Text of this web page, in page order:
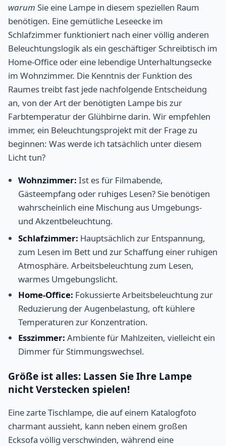
warum Sie eine Lampe in diesem speziellen Raum
benötigen. Eine gemütliche Leseecke im
Schlafzimmer funktioniert nach einer völlig anderen
Beleuchtungslogik als ein geschäftiger Schreibtisch im
Home-Office oder eine lebendige Unterhaltungsecke
im Wohnzimmer. Die Kenntnis der Funktion des
Raumes treibt fast jede nachfolgende Entscheidung
an, von der Art der benötigten Lampe bis zur
Farbtemperatur der Glühbirne darin. Wir empfehlen
immer, ein Beleuchtungsprojekt mit der Frage zu
beginnen: Was werde ich tatsächlich unter diesem
Licht tun?
Wohnzimmer: Ist es für Filmabende,
Gästeempfang oder ruhiges Lesen? Sie benötigen
wahrscheinlich eine Mischung aus Umgebungs-
und Akzentbeleuchtung.
Schlafzimmer: Hauptsächlich zur Entspannung,
zum Lesen im Bett und zur Schaffung einer ruhigen
Atmosphäre. Arbeitsbeleuchtung zum Lesen,
warmes Umgebungslicht.
Home-Office: Fokussierte Arbeitsbeleuchtung zur
Reduzierung der Augenbelastung, oft kühlere
Temperaturen zur Konzentration.
Esszimmer: Ambiente für Mahlzeiten, vielleicht ein
Dimmer für Stimmungswechsel.
Größe ist alles: Lassen Sie Ihre Lampe
nicht Verstecken spielen!
Eine zarte Tischlampe, die auf einem Katalogfoto
charmant aussieht, kann neben einem großen
Ecksofa völlig verschwinden, während eine